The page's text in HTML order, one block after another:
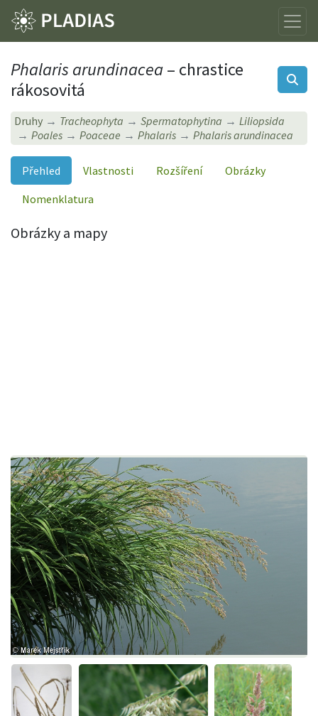
Phalaris arundinacea– chrastice
rákosovitá
Druhy Tracheophyta Spermatophytina
Liliopsida
Poales
Poaceae Phalaris Phalaris arundinacea
Přehled Vlastnosti Rozšíření
Obrázky
Nomenklatura
Obrázky a mapy